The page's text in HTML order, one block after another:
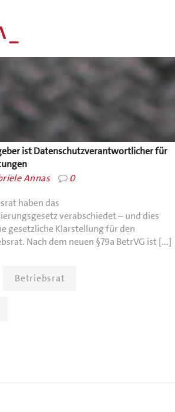
ist Datenschutzverantwortlicher für
Annas
0
haben das
verabschiedet – und dies
gesetzliche Klarstellung für den
Nach dem neuen §79a BetrVG ist [...]
Betriebsrat